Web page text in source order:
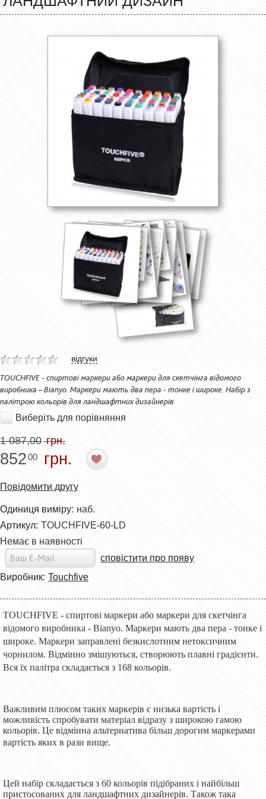
відгуки
TOUCHFIVE - спиртові маркери або маркери для скетчінга відомого
виробника – Bianyo. Маркери мають два пера - тонке і широке. Набір з
палітрою кольорів для ландшафтних дизайнерів.
Виберіть для порівняння
1 087,00грн.
85200 грн.
Повідомити другу
Одиниця виміру: наб.
Артикул: TOUCHFIVE-60-LD
Немає в наявності
сповістити про появу
Виробник: Touchfive
TOUCHFIVE - спиртові маркери або маркери для скетчінга
відомого виробника - Bianyo. Маркери мають два пера - тонке і
широке. Маркери заправлені безкислотним нетоксичним
чорнилом. Відмінно змішуються, створюють плавні градієнти.
Вся їх палітра складається з 168 кольорів.
Важливим плюсом таких маркерів є низька вартість і
можливість спробувати матеріал відразу з широкою гамою
кольорів. Це відмінна альтернатива більш дорогим маркерами
вартість яких в рази вище.
Цей набір складається з 60 кольорів підібраних і найбільш
пристосованих для ландшафтних дизайнерів. Також така